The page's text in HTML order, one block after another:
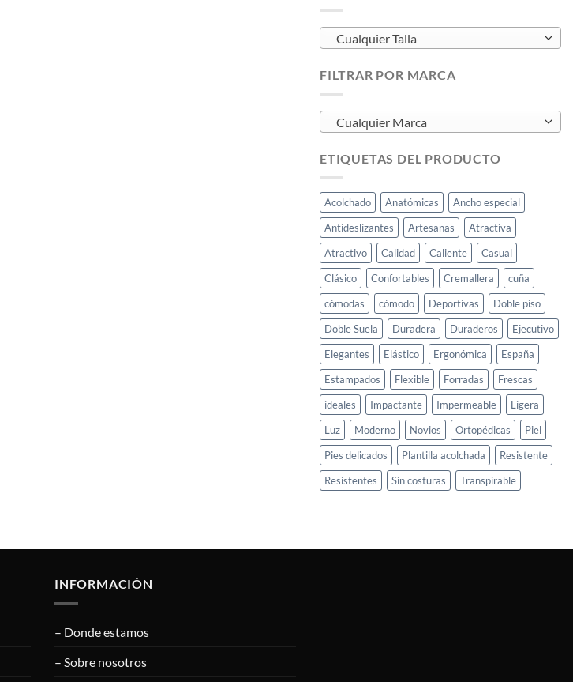
Cualquier Talla
FILTRAR POR MARCA
Cualquier Marca
ETIQUETAS DEL PRODUCTO
Acolchado Anatómicas
Ancho especial
Antideslizantes
Artesanas
Atractiva
Atractivo
Calidad Caliente
Casual
Clásico
Confortables Cremallera
cuña
cómodas
cómodo Deportivas
Doble piso
Doble Suela
Duradera Duraderos
Ejecutivo
Elegantes
Elástico Ergonómica
España
Estampados
Flexible Forradas
Frescas
ideales
Impactante Impermeable
Ligera
Luz
Moderno Novios Ortopédicas
Piel
Pies delicados
Plantilla acolchada
Resistente
Resistentes
Sin costuras Transpirable
INFORMACIÓN
– Donde estamos
– Sobre nosotros